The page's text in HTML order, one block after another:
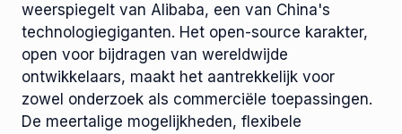
weerspiegelt van Alibaba, een van China's
technologiegiganten. Het open-source karakter,
open voor bijdragen van wereldwijde
ontwikkelaars, maakt het aantrekkelijk voor
zowel onderzoek als commerciële toepassingen.
De meertalige mogelijkheden, flexibele